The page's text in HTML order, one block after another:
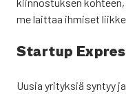
me lait­taa ihmi­set
Star­tup
Uusia yri­tyk­siä syn­tyy